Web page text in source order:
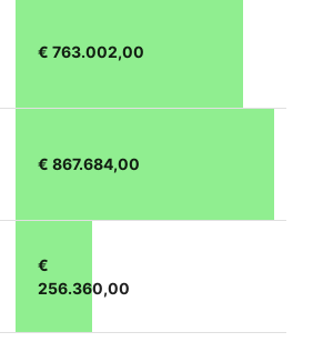
€ 763.002,00
€ 867.684,00
€
256.360,00